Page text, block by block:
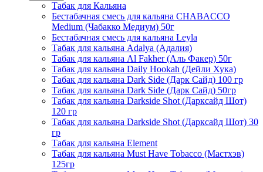
Табак для Кальяна
Бестабачная смесь для кальяна CHABACCO
Medium (Чабакко Медиум) 50г
Бестабачная смесь для кальяна Leyla
Табак для кальяна Adalya (Адалия)
Табак для кальяна Al Fakher (Аль Факер) 50г
Табак для кальяна Daily Hookah (Дейли Хука)
Табак для кальяна Dark Side (Дарк Сайд) 100 гр
Табак для кальяна Dark Side (Дарк Сайд) 50гр
Табак для кальяна Darkside Shot (Дарксайд Шот)
120 гр
Табак для кальяна Darkside Shot (Дарксайд Шот) 30
гр
Табак для кальяна Element
Табак для кальяна Must Have Tobacco (Мастхэв)
125гр